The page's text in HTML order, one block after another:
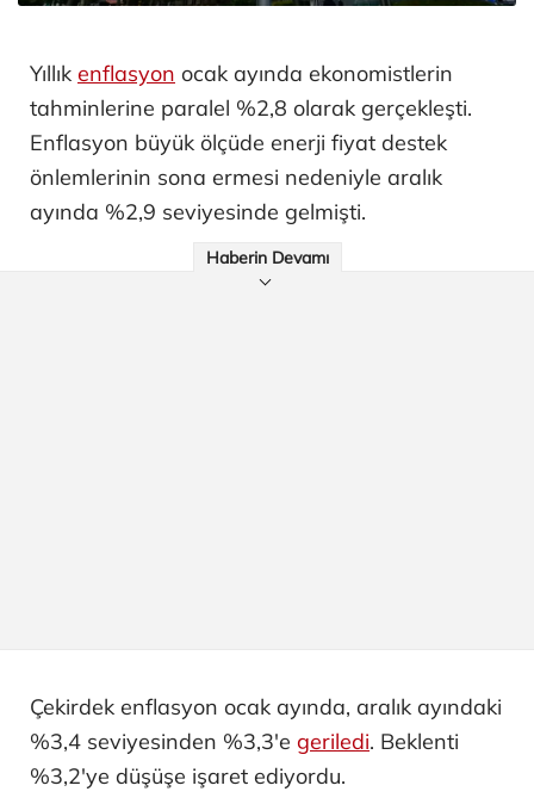
Yıllık enflasyon ocak ayında ekonomistlerin
tahminlerine paralel %2,8 olarak gerçekleşti.
Enflasyon büyük ölçüde enerji fiyat destek
önlemlerinin sona ermesi nedeniyle aralık
ayında %2,9 seviyesinde gelmişti.
Haberin Devamı
Çekirdek enflasyon ocak ayında, aralık ayındaki
%3,4 seviyesinden %3,3'e geriledi. Beklenti
%3,2'ye düşüşe işaret ediyordu.